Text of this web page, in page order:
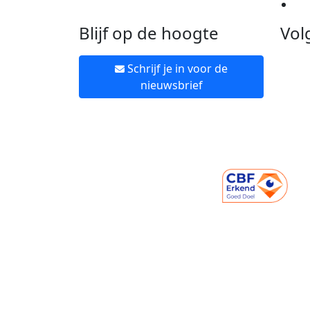
Blijf op de hoogte
Schrijf je in voor de
nieuwsbrief